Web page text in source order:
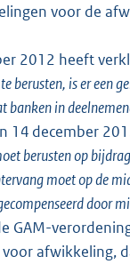
voor de
2012 heeft
berusten, is er een
banken in
14 december
berusten op
moet op de
door
GAM-
afwikkeling,